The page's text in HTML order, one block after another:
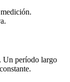
Un período largo